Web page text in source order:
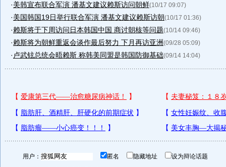
·美韩宣布联合军演 潘基文建议赖斯访问朝鲜(10/17 09:07)
·美国韩国19日举行联合军演 潘基文建议赖斯访朝(10/17 01:36)
·赖斯将于下周访问日本韩国中国 商讨朝核等问题(10/14 09:46)
·赖斯将为朝鲜重返会谈作最后努力 下月再访亚洲(09/28 05:09)
· 卢武铉总统会晤赖斯 称韩美同盟是韩国防御基础(09/14 14:04)
用户： 匿名 隐藏地址 设为辩论话题